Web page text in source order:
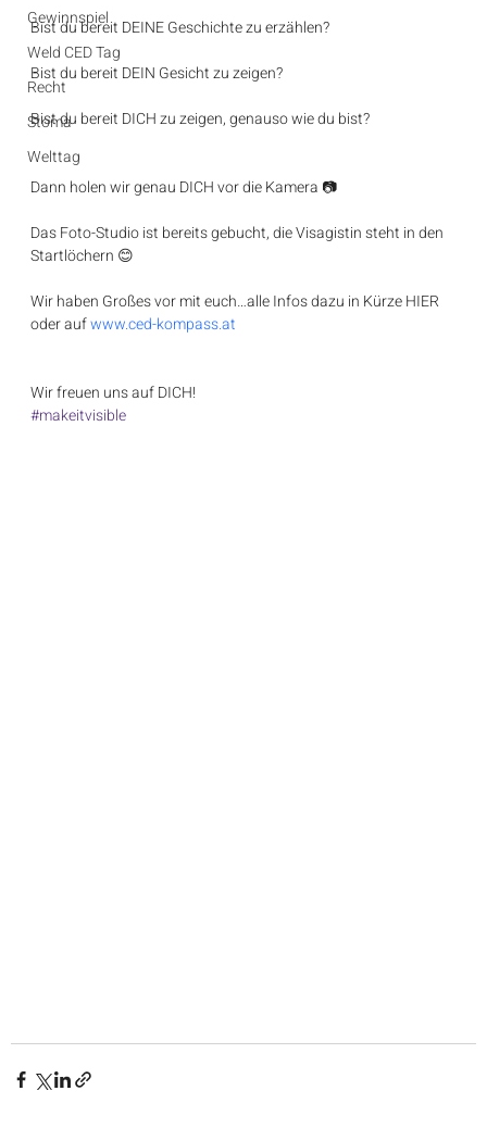
Gewinnspiel
Weld CED Tag
Recht
Stoma
Welttag
Bist du bereit DEINE Geschichte zu erzählen?
Bist du bereit DEIN Gesicht zu zeigen?
Bist du bereit DICH zu zeigen, genauso wie du bist?
Dann holen wir genau DICH vor die Kamera 📷
Das Foto-Studio ist bereits gebucht, die Visagistin steht in den
Startlöchern 😊
Wir haben Großes vor mit euch…alle Infos dazu in Kürze HIER
oder auf www.ced-kompass.at
Wir freuen uns auf DICH!
#makeitvisible